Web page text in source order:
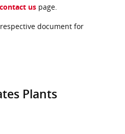
contact us page.
document for
Plants